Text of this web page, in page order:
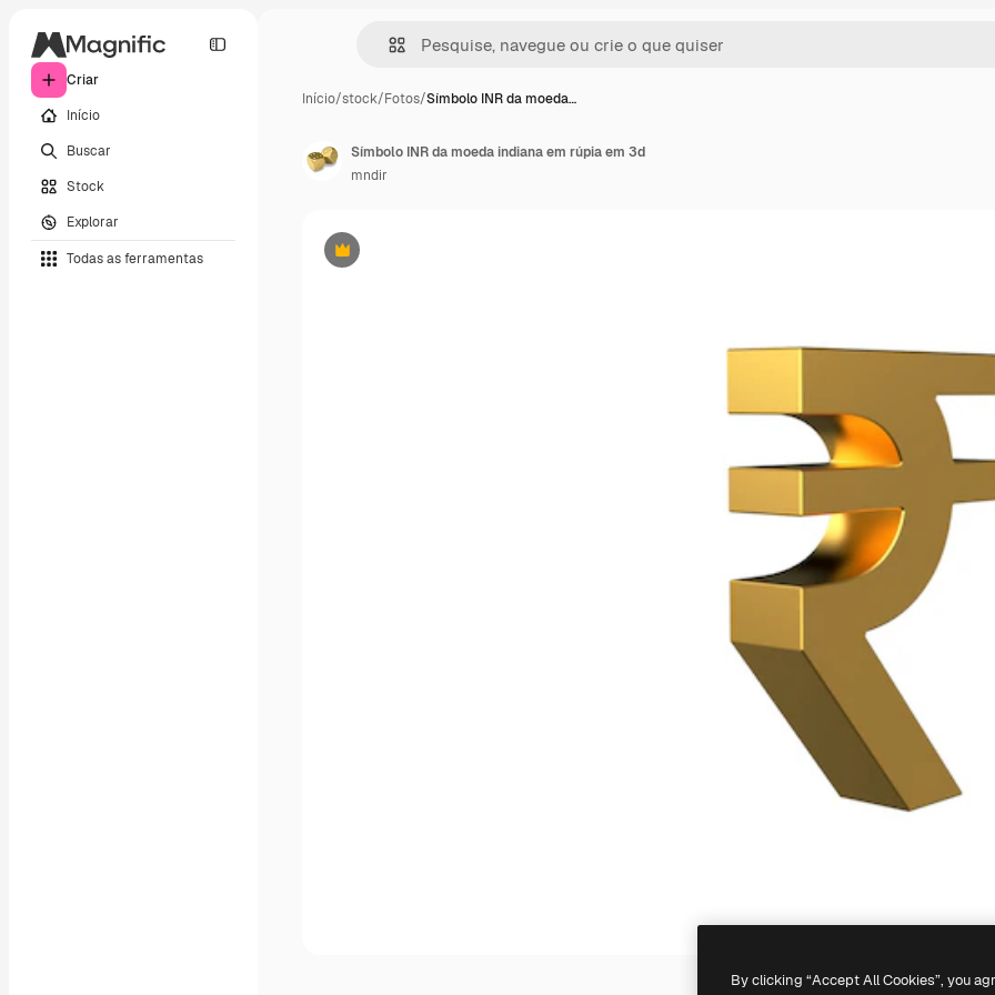
Criar
Início
Buscar
Stock
Explorar
Todas as ferramentas
Início/stock/Fotos/Símbolo INR da moeda…
Premium
Símbolo INR da moeda indiana em rúpia em 3d
mndir
By clicking “Accept All Cookies”, you